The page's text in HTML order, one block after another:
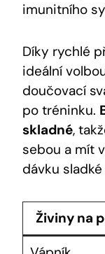
imunitního
Díky rychlé
ideální
doučovací
po tréninku.
skladné,
sebou a mít
dávku
Živiny na